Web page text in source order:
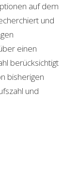
auf dem
und
einen
berücksichtigt
bisherigen
und